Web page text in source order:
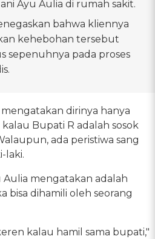
Ayu Aulia di rumah sakit.
bahwa kliennya
kehebohan tersebut
sepenuhnya pada proses
mengatakan dirinya hanya
Bupati R adalah sosok
ada peristiwa sang
laki.
mengatakan adalah
bisa dihamili oleh seorang
kalau hamil sama bupati,"